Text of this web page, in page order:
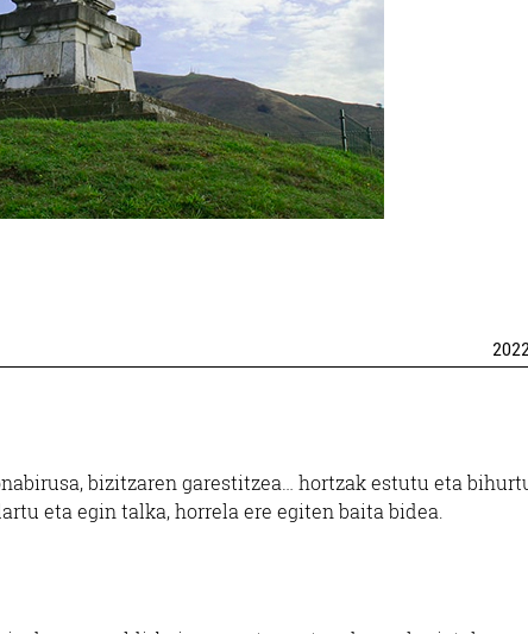
bizitzaren garestitzea… hortzak estutu eta
eta egin talka, horrela ere egiten baita bidea.